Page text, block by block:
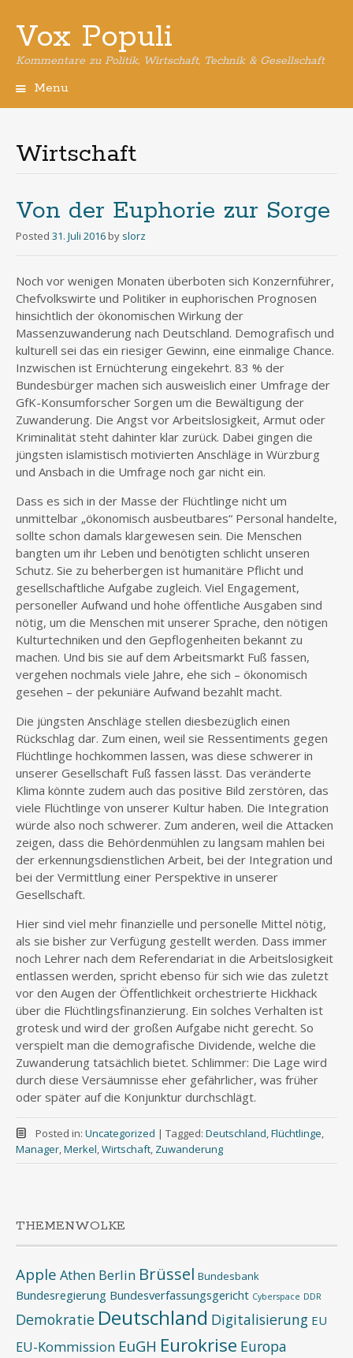
Vox Populi
Kommentare zu Politik, Wirtschaft, Technik & Gesellschaft
Menu
Wirtschaft
Von der Euphorie zur Sorge
Posted 31. Juli 2016 by slorz
Noch vor wenigen Monaten überboten sich Konzernführer,
Chefvolkswirte und Politiker in euphorischen Prognosen
hinsichtlich der ökonomischen Wirkung der
Massenzuwanderung nach Deutschland. Demografisch und
kulturell sei das ein riesiger Gewinn, eine einmalige Chance.
Inzwischen ist Ernüchterung eingekehrt. 83 % der
Bundesbürger machen sich ausweislich einer Umfrage der
GfK-Konsumforscher Sorgen um die Bewältigung der
Zuwanderung. Die Angst vor Arbeitslosigkeit, Armut oder
Kriminalität steht dahinter klar zurück. Dabei gingen die
jüngsten islamistisch motivierten Anschläge in Würzburg
und Ansbach in die Umfrage noch gar nicht ein.
Dass es sich in der Masse der Flüchtlinge nicht um
unmittelbar „ökonomisch ausbeutbares“ Personal handelte,
sollte schon damals klargewesen sein. Die Menschen
bangten um ihr Leben und benötigten schlicht unseren
Schutz. Sie zu beherbergen ist humanitäre Pflicht und
gesellschaftliche Aufgabe zugleich. Viel Engagement,
personeller Aufwand und hohe öffentliche Ausgaben sind
nötig, um die Menschen mit unserer Sprache, den nötigen
Kulturtechniken und den Gepflogenheiten bekannt zu
machen. Und bis sie auf dem Arbeitsmarkt Fuß fassen,
vergehen nochmals viele Jahre, ehe sich – ökonomisch
gesehen – der pekuniäre Aufwand bezahlt macht.
Die jüngsten Anschläge stellen diesbezüglich einen
Rückschlag dar. Zum einen, weil sie Ressentiments gegen
Flüchtlinge hochkommen lassen, was diese schwerer in
unserer Gesellschaft Fuß fassen lässt. Das veränderte
Klima könnte zudem auch das positive Bild zerstören, das
viele Flüchtlinge von unserer Kultur haben. Die Integration
würde also noch schwerer. Zum anderen, weil die Attacken
zeigen, dass die Behördenmühlen zu langsam mahlen bei
der erkennungsdienstlichen Arbeit, bei der Integration und
bei der Vermittlung einer Perspektive in unserer
Gesellschaft.
Hier sind viel mehr finanzielle und personelle Mittel nötig,
als sie bisher zur Verfügung gestellt werden. Dass immer
noch Lehrer nach dem Referendariat in die Arbeitslosigkeit
entlassen werden, spricht ebenso für sich wie das zuletzt
vor den Augen der Öffentlichkeit orchestrierte Hickhack
über die Flüchtlingsfinanzierung. Ein solches Verhalten ist
grotesk und wird der großen Aufgabe nicht gerecht. So
verspielt man die demografische Dividende, welche die
Zuwanderung tatsächlich bietet. Schlimmer: Die Lage wird
durch diese Versäumnisse eher gefährlicher, was früher
oder später auf die Konjunktur durchschlägt.
Posted in: Uncategorized | Tagged: Deutschland,Flüchtlinge,
Manager,Merkel,Wirtschaft, Zuwanderung
THEMENWOLKE
Apple Athen Berlin Brüssel Bundesbank
Bundesregierung Bundesverfassungsgericht Cyberspace DDR
Demokratie Deutschland Digitalisierung EU
EU-Kommission EuGH Eurokrise Europa